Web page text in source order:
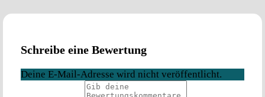
Schreibe eine Bewertung
Deine E-Mail-Adresse wird nicht veröffentlicht.